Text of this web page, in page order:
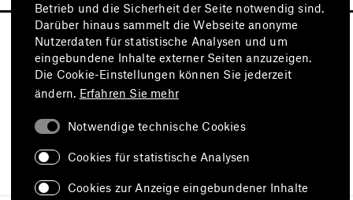
Besuchen Sie auch
Betrieb und die Sicherheit der Seite notwendig sind.
Darüber hinaus sammelt die Webseite anonyme
Nutzerdaten für statistische Analysen und um
eingebundene Inhalte externer Seiten anzuzeigen.
Die Cookie-Einstellungen können Sie jederzeit
ändern. Erfahren Sie mehr
Notwendige technische Cookies
Cookies für statistische Analysen
Cookies zur Anzeige eingebundener Inhalte